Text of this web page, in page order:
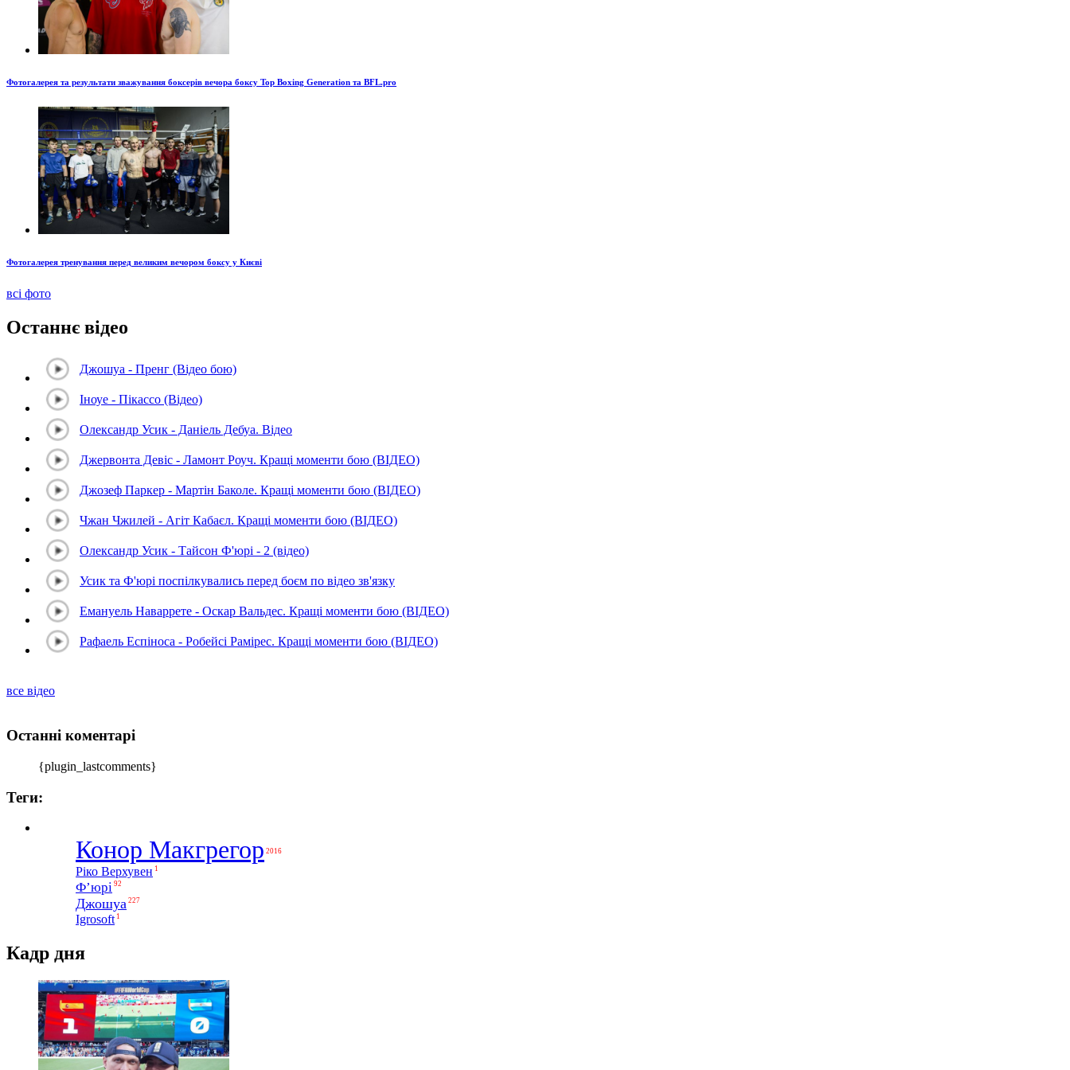
Фотогалерея та результати зважування боксерів вечора боксу Top Boxing Generation та BFL.pro
Фотогалерея тренування перед великим вечором боксу у Києві
всі фото
Останнє відео
Джошуа - Пренг (Відео бою)
Іноуе - Пікассо (Відео)
Олександр Усик - Даніель Дебуа. Відео
Джервонта Девіс - Ламонт Роуч. Кращі моменти бою (ВІДЕО)
Джозеф Паркер - Мартін Баколе. Кращі моменти бою (ВІДЕО)
Чжан Чжилей - Агіт Кабаєл. Кращі моменти бою (ВІДЕО)
Олександр Усик - Тайсон Ф'юрі - 2 (відео)
Усик та Ф'юрі поспілкувались перед боєм по відео зв'язку
Емануель Наваррете - Оскар Вальдес. Кращі моменти бою (ВІДЕО)
Рафаель Еспіноса - Робейсі Рамірес. Кращі моменти бою (ВІДЕО)
все відео
Останні коментарі
{plugin_lastcomments}
Теги:
Конор Макгрегор 2016
Ріко Верхувен 1
Ф’юрі 92
Джошуа 227
Igrosoft 1
Кадр дня